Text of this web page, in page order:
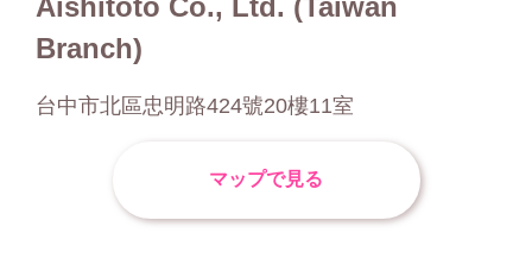
Aishitoto Co., Ltd. (Taiwan
Branch)
台中市北區忠明路424號20樓11室
マップで見る